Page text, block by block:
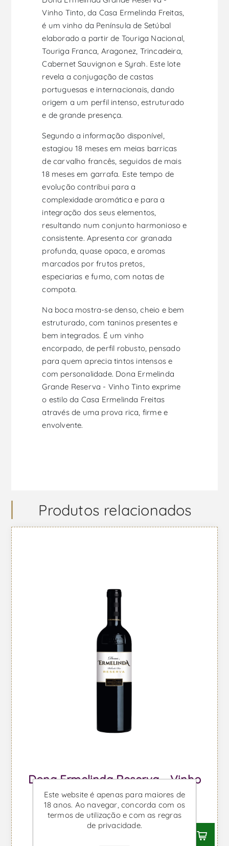
Vinho Tinto, da Casa Ermelinda Freitas,
é um vinho da Península de Setúbal
elaborado a partir de Touriga Nacional,
Touriga Franca, Aragonez, Trincadeira,
Cabernet Sauvignon e Syrah. Este lote
revela a conjugação de castas
portuguesas e internacionais, dando
origem a um perfil intenso, estruturado
e de grande presença.
Segundo a informação disponível,
estagiou 18 meses em meias barricas
de carvalho francês, seguidos de mais
18 meses em garrafa. Este tempo de
evolução contribui para a
complexidade aromática e para a
integração dos seus elementos,
resultando num conjunto harmonioso e
consistente. Apresenta cor granada
profunda, quase opaca, e aromas
marcados por frutos pretos,
especiarias e fumo, com notas de
compota.
Na boca mostra-se denso, cheio e bem
estruturado, com taninos presentes e
bem integrados. É um vinho
encorpado, de perfil robusto, pensado
para quem aprecia tintos intensos e
com personalidade. Dona Ermelinda
Grande Reserva - Vinho Tinto exprime
o estilo da Casa Ermelinda Freitas
através de uma prova rica, firme e
envolvente.
Produtos relacionados
Dona Ermelinda Reserva - Vinho
Tinto
Desde €7,96 IVA incl.
Este website é apenas para maiores de
18 anos. Ao navegar, concorda com os
termos de utilização e com as regras
de privacidade.